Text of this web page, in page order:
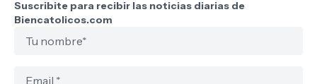
Suscribite para recibir las noticias diarias de
Biencatolicos.com